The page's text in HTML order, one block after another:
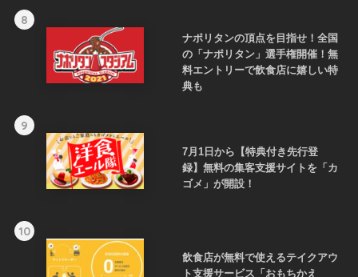
8
ナポリタンの頂点を目指せ！全国
の「ナポリタン」選手権開催！無
料エントリーで飲食店に嬉しい特
典も
9
7月1日から【特典付き先行登
録】無料の集客支援サイトを「カ
ゴメ」が開設！
10
飲食店が無料で使えるテイクアウ
ト支援サービス「おもちかえ